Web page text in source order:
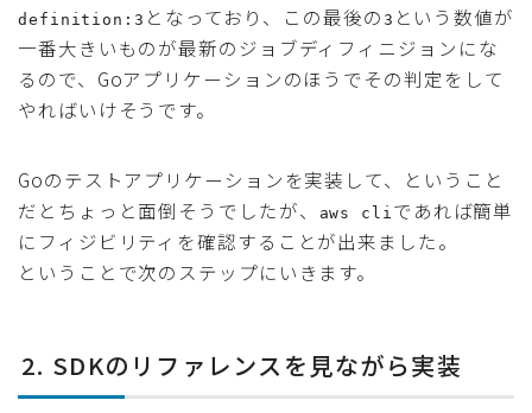
definition:3 となっており、この最後の 3 という数値が
一番大きいものが最新のジョブディフィニジョンにな
るので、Goアプリケーションのほうでその判定をして
やればいけそうです。
Goのテストアプリケーションを実装して、ということ
だとちょっと面倒そうでしたが、
aws cli であれば簡単
にフィジビリティを確認することが出来ました。
ということで次のステップにいきます。
2. SDKのリファレンスを見ながら実装